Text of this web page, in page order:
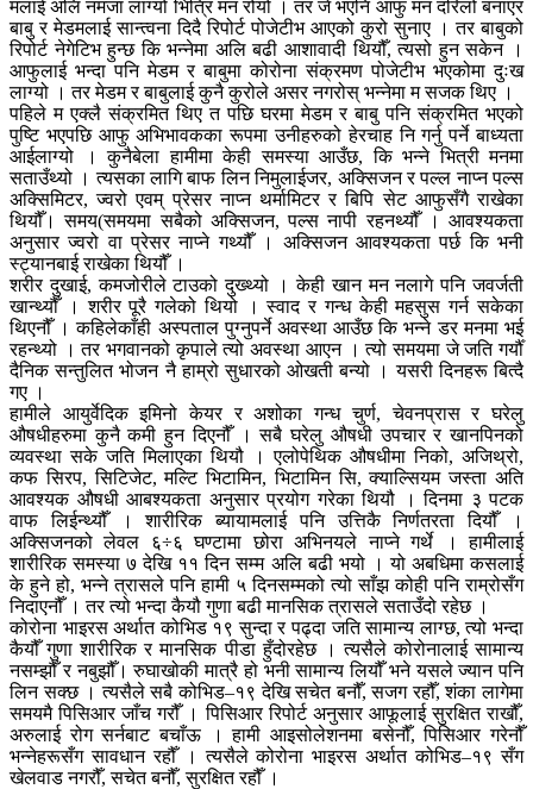
मलाई अलि नमजा लाग्यो भित्रि मन रोयो । तर जे भएनि आफु मन दरिलो बनाएर
बाबु र मेडमलाई सान्त्वना दिदै रिपोर्ट पोजेटीभ आएको कुरो सुनाए । तर बाबुको
रिपोर्ट नेगेटिभ हुन्छ कि भन्नेमा अलि बढी आशावादी थियौँ, त्यसो हुन सकेन ।
आफुलाई भन्दा पनि मेडम र बाबुमा कोरोना संक्रमण पोजेटीभ भएकोमा दुःख
लाग्यो । तर मेडम र बाबुलाई कुनै कुरोले असर नगरोस् भन्नेमा म सजक थिए ।
पहिले म एक्लै संक्रमित थिए त पछि घरमा मेडम र बाबु पनि संक्रमित भएको
पुष्टि भएपछि आफु अभिभावकका रूपमा उनीहरुको हेरचाह नि गर्नु पर्ने बाध्यता
आईलाग्यो । कुनैबेला हामीमा केही समस्या आउँछ, कि भन्ने भित्री मनमा
सताउँथ्यो । त्यसका लागि बाफ लिन निमुलाईजर, अक्सिजन र पल्ल नाप्न पल्स
अक्सिमिटर, ज्वरो एवम् प्रेसर नाप्न थर्मामिटर र बिपि सेट आफुसँगै राखेका
थियौँ। समय(समयमा सबैको अक्सिजन, पल्स नापी रहनथ्यौँ । आवश्यकता
अनुसार ज्वरो वा प्रेसर नाप्ने गथ्यौँ । अक्सिजन आवश्यकता पर्छ कि भनी
स्ट्यानबाई राखेका थियौँ ।
शरीर दुखाई, कमजोरीले टाउको दुख्थ्यो । केही खान मन नलागे पनि जवर्जती
खान्थ्यौँ । शरीर पूरै गलेको थियो । स्वाद र गन्ध केही महसुस गर्न सकेका
थिएनौँ । कहिलेकाँही अस्पताल पुग्नुपर्ने अवस्था आउँछ कि भन्ने डर मनमा भई
रहन्थ्यो । तर भगवानको कृपाले त्यो अवस्था आएन । त्यो समयमा जे जति गर्यौँ
दैनिक सन्तुलित भोजन नै हाम्रो सुधारको ओखती बन्यो । यसरी दिनहरू बित्दै
गए ।
हामीले आयुर्वेदिक इमिनो केयर र अशोका गन्ध चुर्ण, चेवनप्रास र घरेलु
औषधीहरुमा कुनै कमी हुन दिएनौँ । सबै घरेलु औषधी उपचार र खानपिनको
व्यवस्था सके जति मिलाएका थियौ । एलोपेथिक औषधीमा निको, अजिथ्रो,
कफ सिरप, सिटिजेट, मल्टि भिटामिन, भिटामिन सि, क्याल्सियम जस्ता अति
आवश्यक औषधी आबश्यकता अनुसार प्रयोग गरेका थियौ । दिनमा ३ पटक
वाफ लिईन्थ्यौँ । शारीरिक ब्यायामलाई पनि उत्तिकै निर्णतरता दियौँ ।
अक्सिजनको लेवल ६÷६ घण्टामा छोरा अभिनयले नाप्ने गर्थे । हामीलाई
शारीरिक समस्या ७ देखि ११ दिन सम्म अलि बढी भयो । यो अबधिमा कसलाई
के हुने हो, भन्ने त्रासले पनि हामी ५ दिनसम्मको त्यो साँझ कोही पनि राम्रोसँग
निदाएनौँ । तर त्यो भन्दा कैयौ गुणा बढी मानसिक त्रासले सताउँदो रहेछ ।
कोरोना भाइरस अर्थात कोभिड १९ सुन्दा र पढ्दा जति सामान्य लाग्छ, त्यो भन्दा
कैयौँ गुणा शारीरिक र मानसिक पीडा हुँदोरहेछ । त्यसैले कोरोनालाई सामान्य
नसम्झौँ र नबुझौँ। रुघाखोकी मात्रै हो भनी सामान्य लियौँ भने यसले ज्यान पनि
लिन सक्छ । त्यसैले सबै कोभिड–१९ देखि सचेत बनौँ, सजग रहौँ, शंका लागेमा
समयमै पिसिआर जाँच गरौँ । पिसिआर रिपोर्ट अनुसार आफूलाई सुरक्षित राखौँ,
अरुलाई रोग सर्नबाट बचाँऊ । हामी आइसोलेशनमा बसेनौँ, पिसिआर गरेनौँ
भन्नेहरूसँग सावधान रहौँ । त्यसैले कोरोना भाइरस अर्थात कोभिड–१९ सँग
खेलवाड नगरौँ, सचेत बनौँ, सुरक्षित रहौँ ।